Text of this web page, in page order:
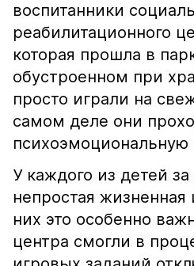
воспитанники
реабилитационного
которая прошла в
обустроенном при
просто играли на
самом деле они
психоэмоциональную
У каждого из детей
непростая жизненная
них это особенно
центра смогли в